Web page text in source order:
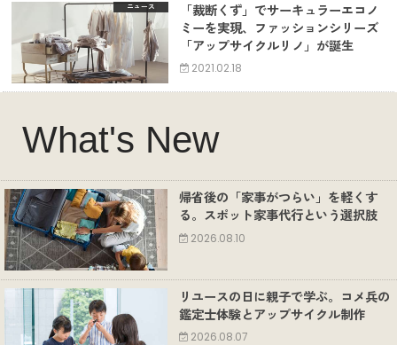
ニュース
「裁断くず」でサーキュラーエコノ
ミーを実現、ファッションシリーズ
「アップサイクルリノ」が誕生
2021.02.18
What's New
帰省後の「家事がつらい」を軽くす
る。スポット家事代行という選択肢
2026.08.10
リユースの日に親子で学ぶ。コメ兵の
鑑定士体験とアップサイクル制作
2026.08.07